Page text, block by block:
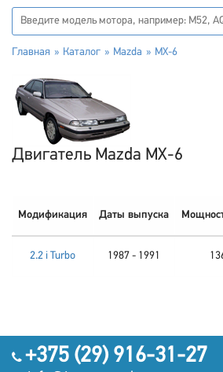
Главная Каталог Mazda MX-6
Двигатель Mazda MX-6
Модификация Даты выпуска
2.2 i Turbo 1987 - 1991
+375 (29) 916-31-27